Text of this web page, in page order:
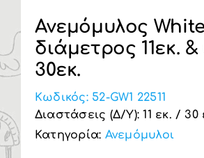
Υπηρεσία Β2Β
Ανεμόμυλος White
διάμετρος 11εκ.
30εκ.
Κωδικός: 52-GW1 22511
Διαστάσεις (Δ/Υ): 11 εκ. / 30
Κατηγορία: Ανεμόμυλοι